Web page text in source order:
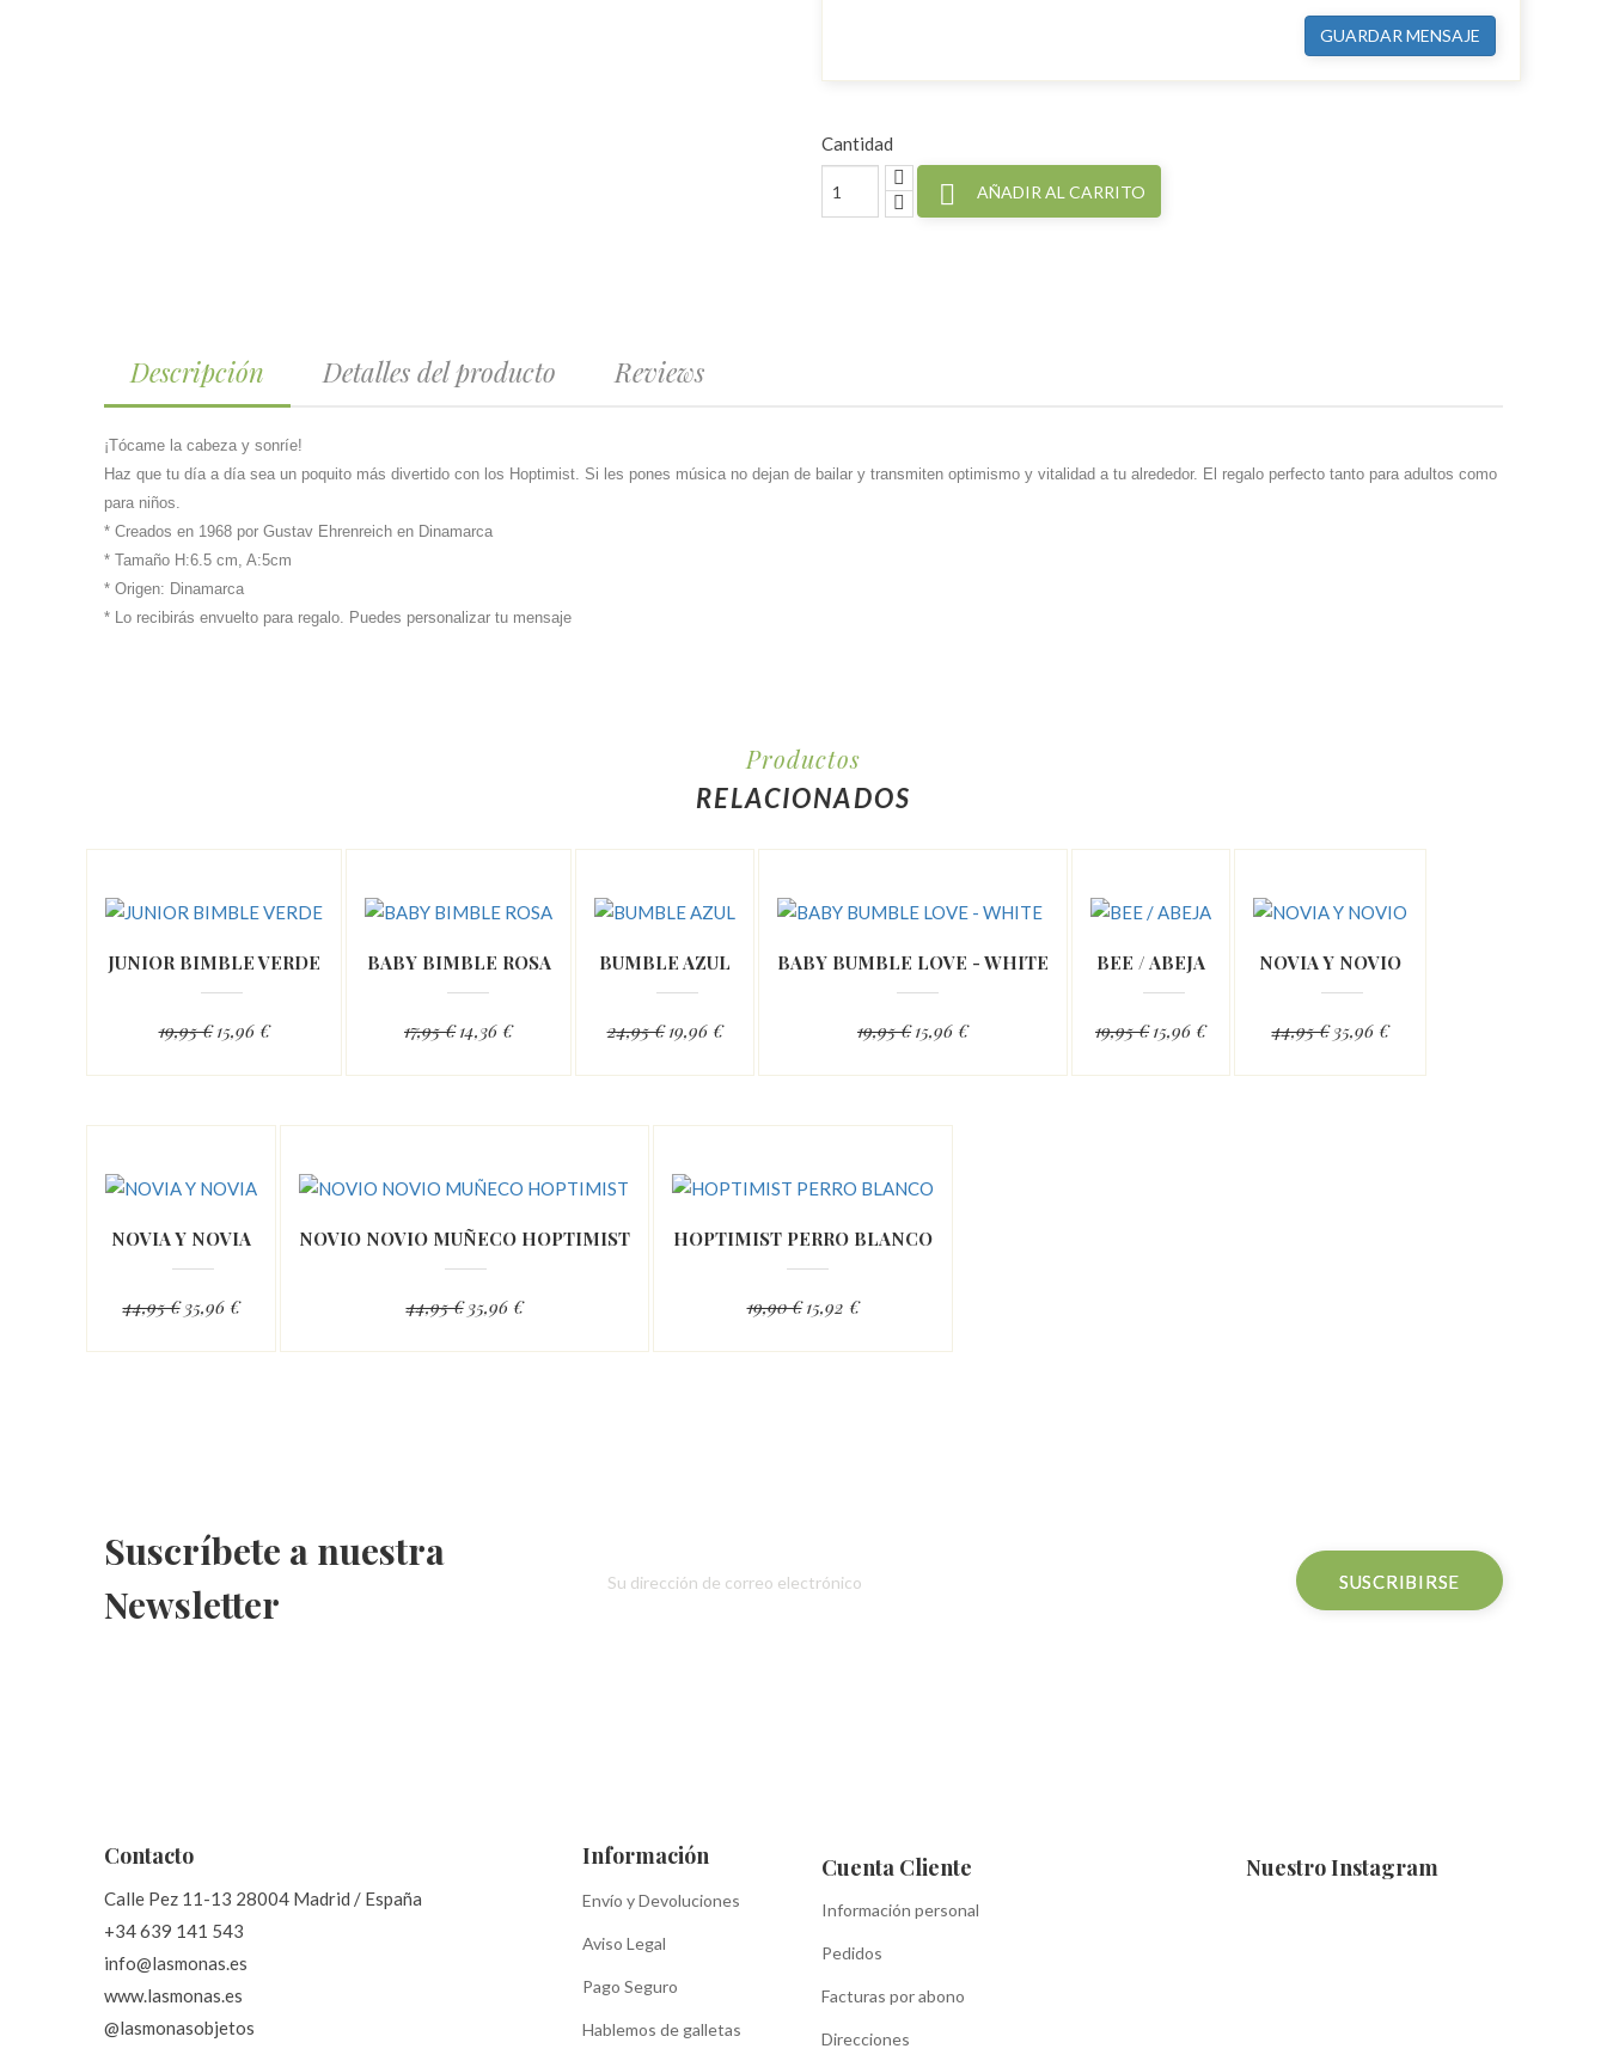
GUARDAR MENSAJE
Cantidad
 AÑADIR AL CARRITO
Descripción Detalles del producto Reviews
¡Tócame la cabeza y sonríe!
Haz que tu día a día sea un poquito más divertido con los Hoptimist. Si les pones música no dejan de bailar y transmiten optimismo y vitalidad a tu alrededor. El regalo perfecto tanto para adultos como
para niños.
* Creados en 1968 por Gustav Ehrenreich en Dinamarca
* Tamaño H:6.5 cm, A:5cm
* Origen: Dinamarca
* Lo recibirás envuelto para regalo. Puedes personalizar tu mensaje
Productos
RELACIONADOS
JUNIOR BIMBLE VERDE
19,95 € 15,96 €
BABY BIMBLE ROSA
17,95 € 14,36 €
BUMBLE AZUL
24,95 € 19,96 €
BABY BUMBLE LOVE - WHITE
19,95 € 15,96 €
BEE / ABEJA
19,95 € 15,96 €
NOVIA Y NOVIO
44,95 € 35,96 €
NOVIA Y NOVIA
44,95 € 35,96 €
NOVIO NOVIO MUÑECO HOPTIMIST
44,95 € 35,96 €
HOPTIMIST PERRO BLANCO
19,90 € 15,92 €
Suscríbete a nuestra
Newsletter
Contacto
Calle Pez 11-13 28004 Madrid / España
+34 639 141 543
info@lasmonas.es
www.lasmonas.es
@lasmonasobjetos
Información
Envío y Devoluciones
Aviso Legal
Pago Seguro
Hablemos de galletas
Cuenta Cliente
Información personal
Pedidos
Facturas por abono
Direcciones
Nuestro Instagram